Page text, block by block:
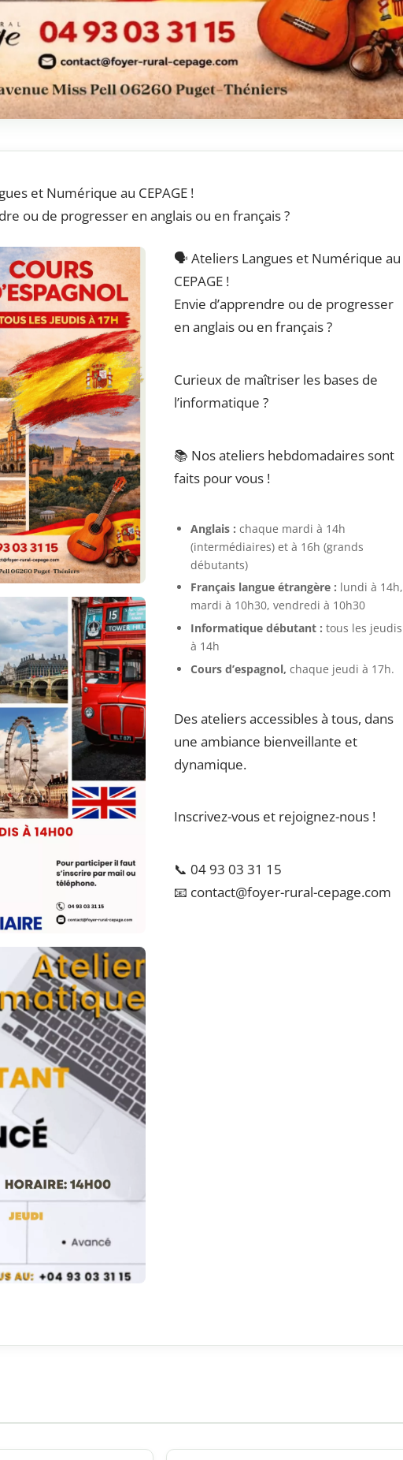
et Numérique au CEPAGE !
ou de progresser en anglais ou en français ?
🗣️ Ateliers Langues et Numérique au
CEPAGE !
Envie d’apprendre ou de progresser
en anglais ou en français ?
Curieux de maîtriser les bases de
l’informatique ?
📚 Nos ateliers hebdomadaires sont
faits pour vous !
Anglais : chaque mardi à 14h
(intermédiaires) et à 16h (grands
débutants)
Français langue étrangère : lundi à 14h,
mardi à 10h30, vendredi à 10h30
Informatique débutant : tous les jeudis
à 14h
Cours d’espagnol, chaque jeudi à 17h.
Des ateliers accessibles à tous, dans
une ambiance bienveillante et
dynamique.
Inscrivez-vous et rejoignez-nous !
📞 04 93 03 31 15
📧 contact@foyer-rural-cepage.com